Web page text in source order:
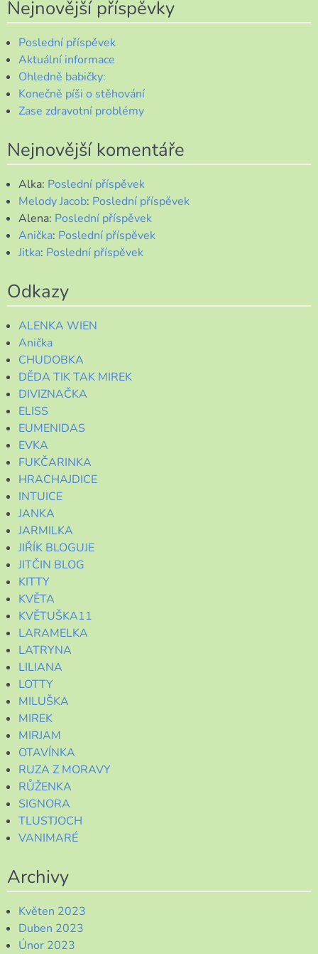
Nejnovější příspěvky
Poslední příspěvek
Aktuální informace
Ohledně babičky:
Konečně píši o stěhování
Zase zdravotní problémy
Nejnovější komentáře
Alka: Poslední příspěvek
Melody Jacob: Poslední příspěvek
Alena: Poslední příspěvek
Anička: Poslední příspěvek
Jitka: Poslední příspěvek
Odkazy
ALENKA WIEN
Anička
CHUDOBKA
DĚDA TIK TAK MIREK
DIVIZNAČKA
ELISS
EUMENIDAS
EVKA
FUKČARINKA
HRACHAJDICE
INTUICE
JANKA
JARMILKA
JIŘÍK BLOGUJE
JITČIN BLOG
KITTY
KVĚTA
KVĚTUŠKA11
LARAMELKA
LATRYNA
LILIANA
LOTTY
MILUŠKA
MIREK
MIRJAM
OTAVÍNKA
RUZA Z MORAVY
RŮŽENKA
SIGNORA
TLUSTJOCH
VANIMARÉ
Archivy
Květen 2023
Duben 2023
Únor 2023